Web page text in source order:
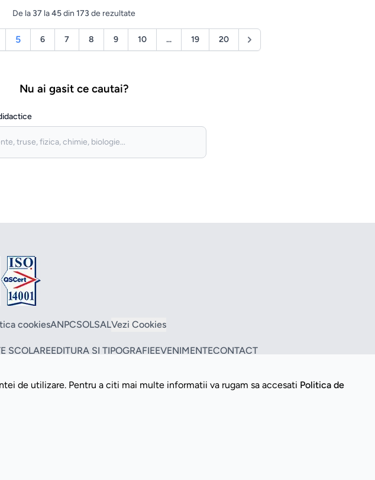
De la 37 la45din 173 de rezultate
5 6 7 8 9 10 ... 19 20
Nu ai gasit ce cautai?
cookiesANPCSOLSAL Vezi Cookies
SCOLAREEDITURA SI TIPOGRAFIEEVENIMENTECONTACT
drepturile rezervate
de utilizare. Pentru a citi mai multe informatii va rugam sa accesati Politica de